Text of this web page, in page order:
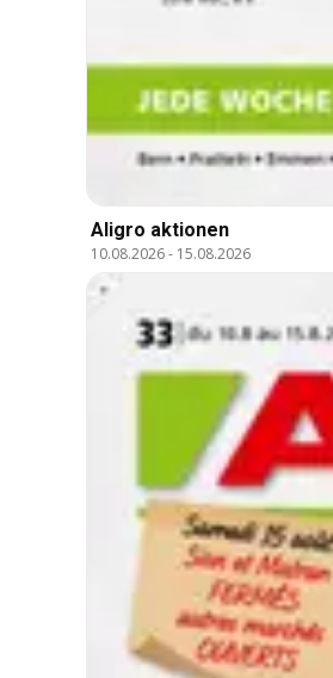
Aligro aktionen
10.08.2026- 15.08.2026